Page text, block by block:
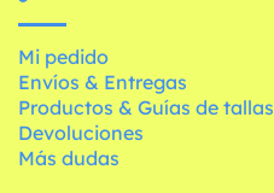
Mi pedido
Envíos & Entregas
Productos & Guías de tallas
Devoluciones
Más dudas